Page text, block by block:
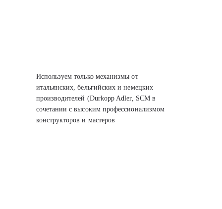
Используем только механизмы от
итальянских, бельгийскихи немецких
производителей (Durkopp Adler, SCM в
сочетании с высоким профессионализмом
конструкторов и мастеров